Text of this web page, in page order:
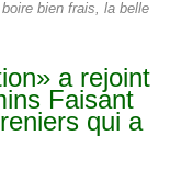
bien frais, la belle
a rejoint
Faisant
qui a